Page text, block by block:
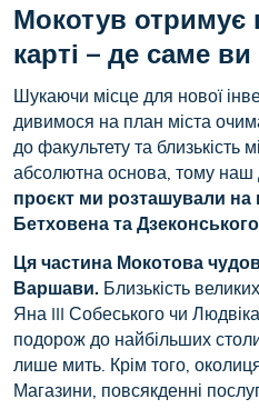
Мокотув отримує
карті – де саме
Шукаючи місце для нової
дивимося на план міста
до факультету та близькість
абсолютна основа, тому наш
проєкт ми розташували на
Бетховена та Дзеконського
Ця частина Мокотова
Варшави.Близькість
Яна III Собеського чи
подорож до найбільших
лише мить. Крім того,
Магазини, повсякденні